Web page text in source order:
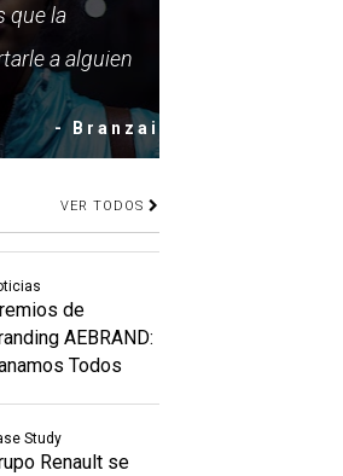
que la
a alguien
- Branzai
VER TODOS
de
AEBRAND:
Todos
Study
Renault se